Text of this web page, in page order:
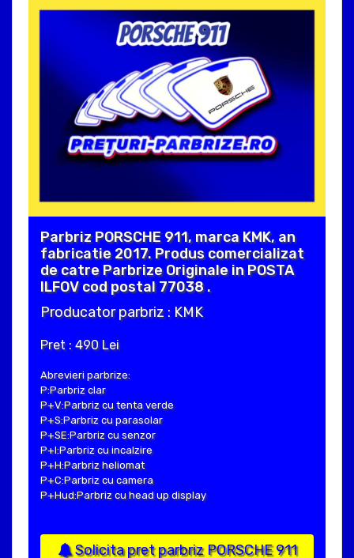
Parbriz PORSCHE 911, marca KMK, an
fabricatie 2017. Produs comercializat
de catre Parbrize Originale in POSTA
ILFOV cod postal 77038 .
Producator parbriz : KMK
Pret : 490 Lei
Abrevieri parbrize:
P:Parbriz clar
P+V:Parbriz cu tenta verde
P+S:Parbriz cu parasolar
P+SE:Parbriz cu senzor
P+I:Parbriz cu incalzire
P+H:Parbriz heliomat
P+C:Parbriz cu camera
P+Hud:Parbriz cu head up display
Solicita pret parbriz PORSCHE 911